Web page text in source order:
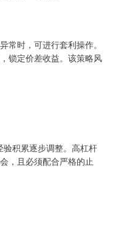
常时，可进行套利操作。
锁定价差收益。该策略风
积累逐步调整。高杠杆
，且必须配合严格的止